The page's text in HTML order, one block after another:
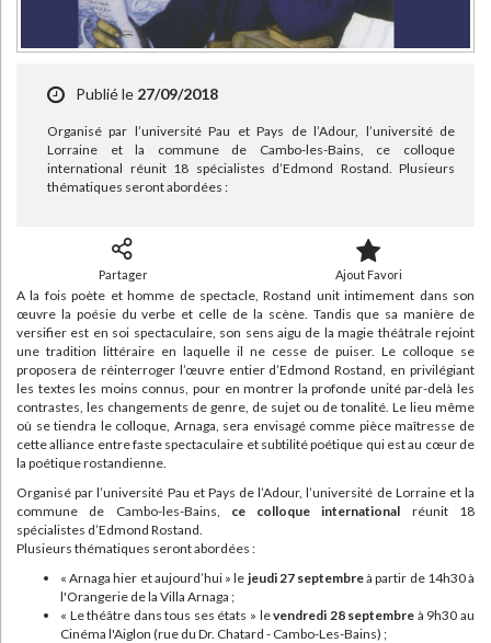
Publié le 27/09/2018
Organisé par l’université Pau et Pays de l’Adour, l’université de
Lorraine et la commune de Cambo-les-Bains, ce colloque
international réunit 18 spécialistes d’Edmond Rostand. Plusieurs
thématiques seront abordées :
Partager Ajout Favori
A la fois poète et homme de spectacle, Rostand unit intimement dans son
œuvre la poésie du verbe et celle de la scène. Tandis que sa manière de
versifier est en soi spectaculaire, son sens aigu de la magie théâtrale rejoint
une tradition littéraire en laquelle il ne cesse de puiser. Le colloque se
proposera de réinterroger l’œuvre entier d’Edmond Rostand, en privilégiant
les textes les moins connus, pour en montrer la profonde unité par-delà les
contrastes, les changements de genre, de sujet ou de tonalité. Le lieu même
où se tiendra le colloque, Arnaga, sera envisagé comme pièce maîtresse de
cette alliance entre faste spectaculaire et subtilité poétique qui est au cœur de
la poétique rostandienne.
Organisé par l’université Pau et Pays de l’Adour, l’université de Lorraine et la
commune de Cambo-les-Bains, ce colloque international réunit 18
spécialistes d’Edmond Rostand.
Plusieurs thématiques seront abordées :
« Arnaga hier et aujourd’hui » le jeudi 27 septembreà partir de 14h30 à
l'Orangerie de la Villa Arnaga ;
« Le théâtre dans tous ses états » levendredi 28 septembre à 9h30 au
Cinéma l'Aiglon (rue du Dr. Chatard - Cambo-Les-Bains) ;